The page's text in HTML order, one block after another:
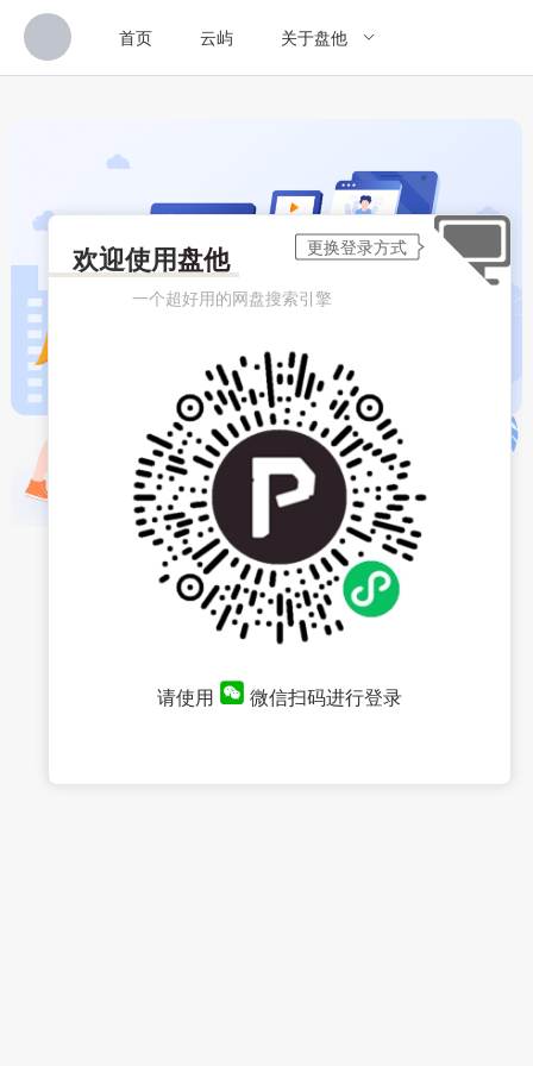
首页 云屿 关于盘他
欢迎使用盘他
一个超好用的网盘搜索引擎
请使用 微信扫码进行登录